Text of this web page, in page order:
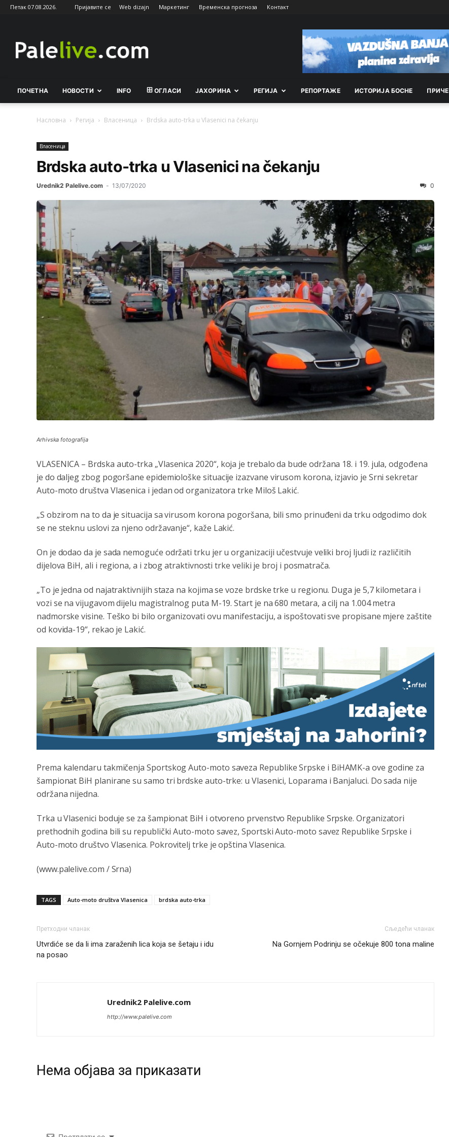
Петак 07.08.2026. Пријавите се Web dizajn Маркетинг Временска прогноза Контакт
ПОЧЕТНА НОВОСТИ INFO ОГЛАСИ ЈАХОРИНА РEГИЈА РEПОРТАЖE ИСТОРИЈА БОСНЕ ПРИЧЕ
Насловна Регија Власeница Brdska auto-trka u Vlasenici na čekanju
Власeница
Brdska auto-trka u Vlasenici na čekanju
Urednik2 Palelive.com - 13/07/2020 0
Arhivska fotografija
VLASENICA – Brdska auto-trka „Vlasenica 2020“, koja je trebalo da bude održana 18. i 19. jula, odgođena
je do daljeg zbog pogoršane epidemiološke situacije izazvane virusom korona, izjavio je Srni sekretar
Auto-moto društva Vlasenica i jedan od organizatora trke Miloš Lakić.
„S obzirom na to da je situacija sa virusom korona pogoršana, bili smo prinuđeni da trku odgodimo dok
se ne steknu uslovi za njeno održavanje“, kaže Lakić.
On je dodao da je sada nemoguće održati trku jer u organizaciji učestvuje veliki broj ljudi iz različitih
dijelova BiH, ali i regiona, a i zbog atraktivnosti trke veliki je broj i posmatrača.
„To je jedna od najatraktivnijih staza na kojima se voze brdske trke u regionu. Duga je 5,7 kilometara i
vozi se na vijugavom dijelu magistralnog puta M-19. Start je na 680 metara, a cilj na 1.004 metra
nadmorske visine. Teško bi bilo organizovati ovu manifestaciju, a ispoštovati sve propisane mjere zaštite
od kovida-19“, rekao je Lakić.
Prema kalendaru takmičenja Sportskog Auto-moto saveza Republike Srpske i BiHAMK-a ove godine za
šampionat BiH planirane su samo tri brdske auto-trke: u Vlasenici, Loparama i Banjaluci. Do sada nije
održana nijedna.
Trka u Vlasenici boduje se za šampionat BiH i otvoreno prvenstvo Republike Srpske. Organizatori
prethodnih godina bili su republički Auto-moto savez, Sportski Auto-moto savez Republike Srpske i
Auto-moto društvo Vlasenica. Pokrovitelj trke je opština Vlasenica.
(www.palelive.com / Srna)
TAGS Auto-moto društva Vlasenica brdska auto-trka
Претходни чланак
Utvrdiće se da li ima zaraženih lica koja se šetaju i idu
na posao
Сљедећи чланак
Na Gornjem Podrinju se očekuje 800 tona maline
Urednik2 Palelive.com
http://www.palelive.com
Нeма објава за приказати